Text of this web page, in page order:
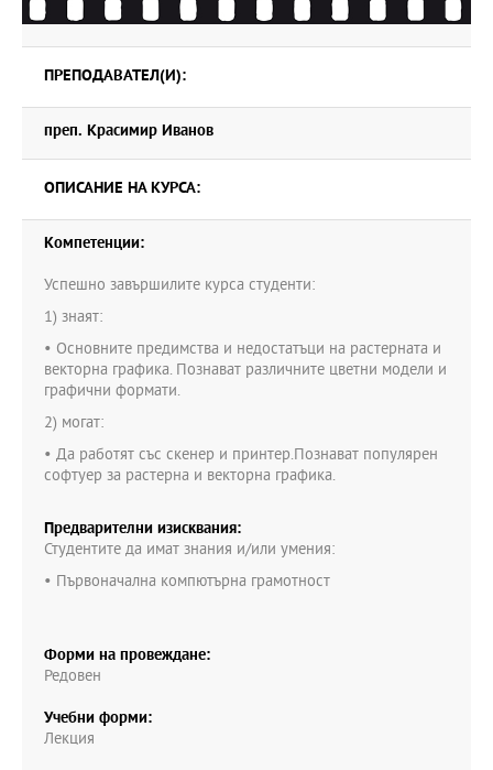
ПРЕПОДАВАТЕЛ(И):
преп. Красимир Иванов
ОПИСАНИЕ НА КУРСА:
Компетенции:
Успешно завършилите курса студенти:
1) знаят:
• Основните предимства и недостатъци на растерната и
векторна графика. Познават различните цветни модели и
графични формати.
2) могат:
• Да работят със скенер и принтер.Познават популярен
софтуер за растерна и векторна графика.
Предварителни изисквания:
Студентите да имат знания и/или умения:
• Първоначална компютърна грамотност
Форми на провеждане:
Редовен
Учебни форми:
Лекция